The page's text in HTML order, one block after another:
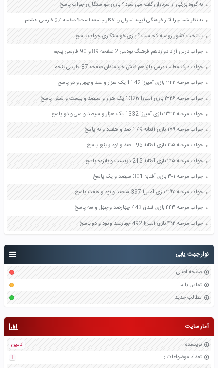
نوار جهت یابی
صفحه اصلی
تماس با ما
مطالب جدید
آمار سایت
نویسنده :
ادمین
تعداد موضواعات :
1
به گروه بزرگی از سربازان گفته می شود ؟ بازی خواستگاری جواب پاسخ
به نظر شما چرا آثار فرهنگی آیینه احوال و افکار جامعه است؟ صفحه 97 فارسی هشتم
پایتخت کشور روسیه کجاست ؟ بازی خواستگاری جواب پاسخ
جواب درس آزاد دوازدهم فرهنگ بودمی 2 صفحه 89 و 90 فارسی پنجم
جواب درک مطلب درس یازدهم نقش خردمندان صفحه 87 فارسی پنجم
جواب مرحله ۱۱۴۲ بازی آمیرزا 1142 یک هزار و صد و چهل و دو پاسخ
جواب مرحله ۱۳۲۶ بازی آمیرزا 1326 یک هزار و سیصد و بیست و شش پاسخ
جواب مرحله ۱۳۳۲ بازی آمیرزا 1332 یک هزار و سیصد و سی و دو پاسخ
جواب مرحله ۱۷۹ بازی آفتابه 179 صد و هفتاد و نه پاسخ
جواب مرحله ۱۹۵ بازی آفتابه 195 صد و نود و پنج پاسخ
جواب مرحله ۲۱۵ بازی آفتابه 215 دویست و پانزده پاسخ
جواب مرحله ۳۰۱ بازی آفتابه 301 سیصد و یک پاسخ
جواب مرحله ۳۹۷ بازی آمیرزا 397 سیصد و نود و هفت پاسخ
جواب مرحله ۴۴۳ بازی فندق 443 چهارصد و چهل و سه پاسخ
جواب مرحله ۴۹۲ بازی آمیرزا 492 چهارصد و نود و دو پاسخ